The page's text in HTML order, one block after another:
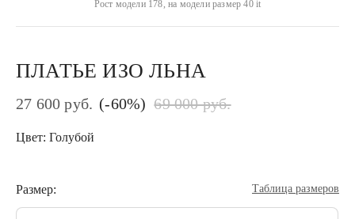
Рост модели 178, на модели размер 40 it
ПЛАТЬЕ ИЗО ЛЬНА
27 600 руб. (-60%) 69 000 руб.
Цвет: Голубой
Размер: Таблица размеров